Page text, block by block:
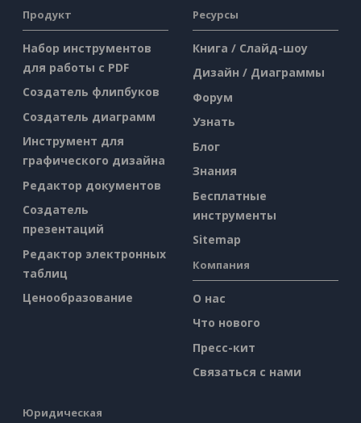
Продукт
Набор инструментов
для работы с PDF
Создатель флипбуков
Создатель диаграмм
Инструмент для
графического дизайна
Редактор документов
Создатель
презентаций
Редактор электронных
таблиц
Ценообразование
Ресурсы
Книга / Слайд-шоу
Дизайн / Диаграммы
Форум
Узнать
Блог
Знания
Бесплатные
инструменты
Sitemap
Компания
О нас
Что нового
Пресс-кит
Связаться с нами
Юридическая